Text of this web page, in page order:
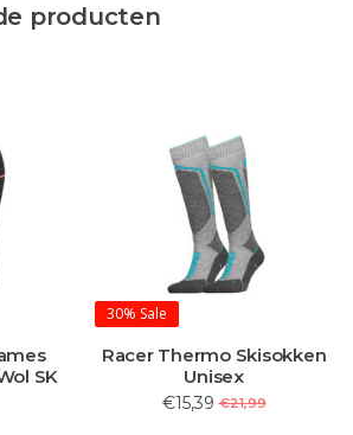
producten
SK
30% Sale
Racer Thermo Skisokken
Unisex
€15,39 €21,99